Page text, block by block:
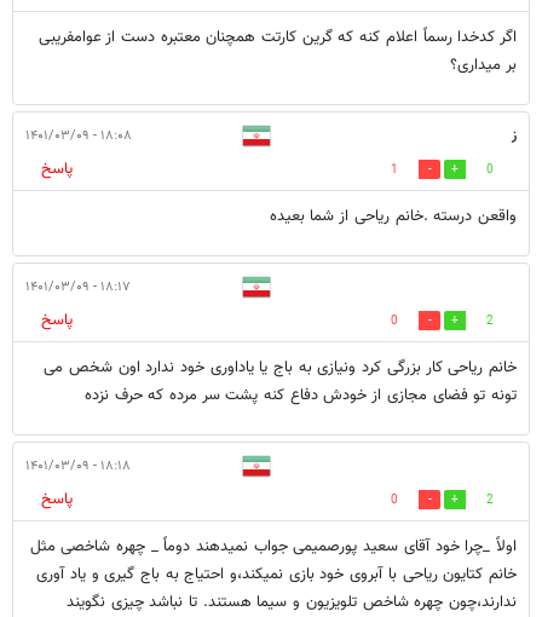
اگر کدخدا رسماً اعلام کنه که گرین کارتت همچنان معتبره دست از عوامفریبی
بر میداری؟
ز ۱۸:۰۸ - ۱۴۰۱/۰۳/۰۹
0
1
پاسخ
واقعن درسته .خانم ریاحی از شما بعیده
۱۸:۱۷ - ۱۴۰۱/۰۳/۰۹
2
0
پاسخ
خانم ریاحی کار بزرگی کرد ونیازی به باج یا یاداوری خود ندارد اون شخص می
تونه تو فضای مجازی از خودش دفاع کنه پشت سر مرده که حرف نزده
۱۸:۱۸ - ۱۴۰۱/۰۳/۰۹
2
0
پاسخ
اولاً _چرا خود آقای سعید پورصمیمی جواب نمیدهند دوماً _ چهره شاخصی مثل
خانم کتایون ریاحی با آبروی خود بازی نمیکند،و احتیاج به باج گیری و یاد آوری
ندارند،چون چهره شاخص تلویزیون و سیما هستند. تا نباشد چیزی نگویند